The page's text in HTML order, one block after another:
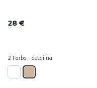
28 €
2 Farba - detailná